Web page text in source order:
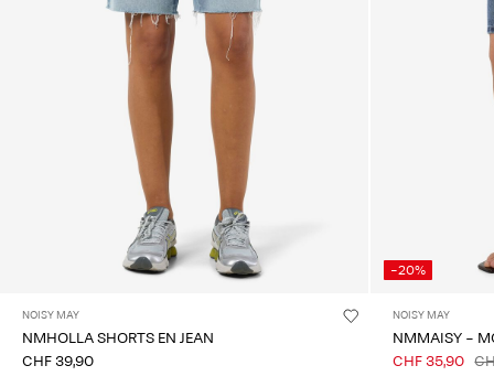
NOISY MAY
NMHOLLA SHORTS EN JEAN
CHF 39,90
-20%
NOISY MAY
NMMAISY -
CHF 35,90